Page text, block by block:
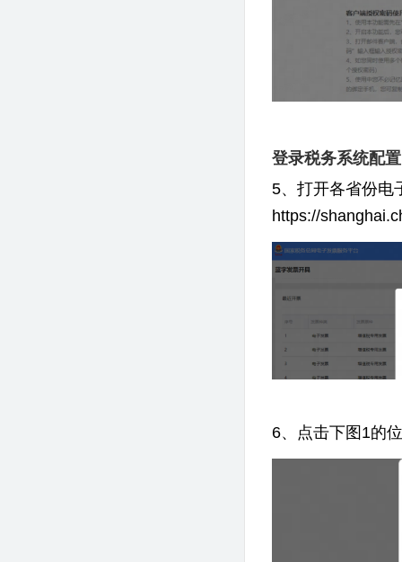
登录税务系统配
5、打开各省份电
https://
6、点击下图1的